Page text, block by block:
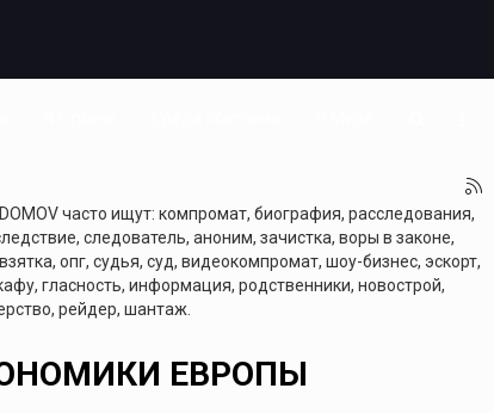
часто ищут: компромат, биография, расследования,
следователь, аноним, зачистка, воры в законе,
опг, судья, суд, видеокомпромат, шоу-бизнес, эскорт,
гласность, информация, родственники, новострой,
рейдер, шантаж.
ЕВРОПЫ